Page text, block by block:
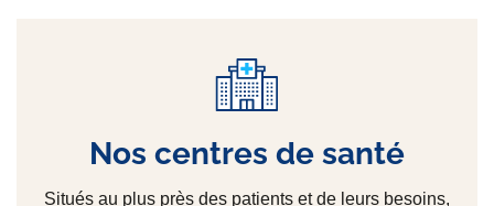
Nos centres de santé
Situés au plus près des patients et de leurs besoins,